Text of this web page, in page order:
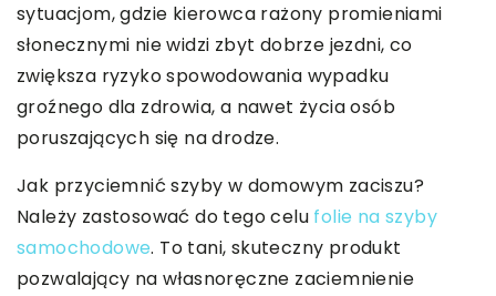
sytuacjom, gdzie kierowca rażony promieniami
słonecznymi nie widzi zbyt dobrze jezdni, co
zwiększa ryzyko spowodowania wypadku
groźnego dla zdrowia, a nawet życia osób
poruszających się na drodze.
Jak przyciemnić szyby w domowym zaciszu?
Należy zastosować do tego celu folie na szyby
samochodowe. To tani, skuteczny produkt
pozwalający na własnoręczne zaciemnienie